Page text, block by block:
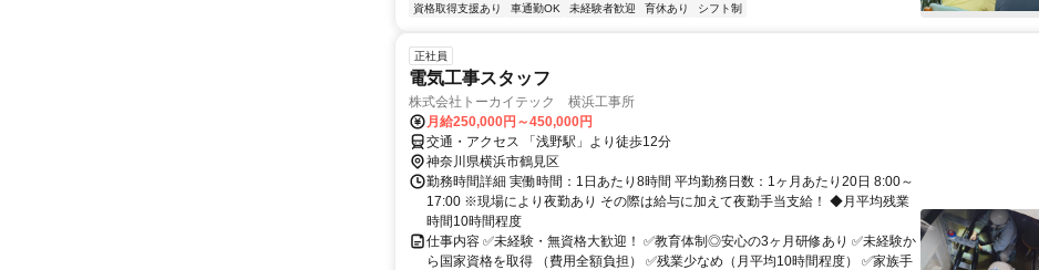
資格取得支援あり 車通勤OK 未経験者歓迎 育休あり シフト制
正社員
電気工事スタッフ
株式会社トーカイテック 横浜工事所
月給250,000円～450,000円
交通・アクセス 「浅野駅」より徒歩12分
神奈川県横浜市鶴見区
勤務時間詳細 実働時間：1日あたり8時間 平均勤務日数：1ヶ月あたり20日 8:00～
17:00 ※現場により夜勤あり その際は給与に加えて夜勤手当支給！ ◆月平均残業
時間10時間程度
仕事内容 ✅未経験・無資格大歓迎！ ✅教育体制◎安心の3ヶ月研修あり ✅未経験か
ら国家資格を取得 （費用全額負担） ✅残業少なめ（月平均10時間程度） ✅家族手